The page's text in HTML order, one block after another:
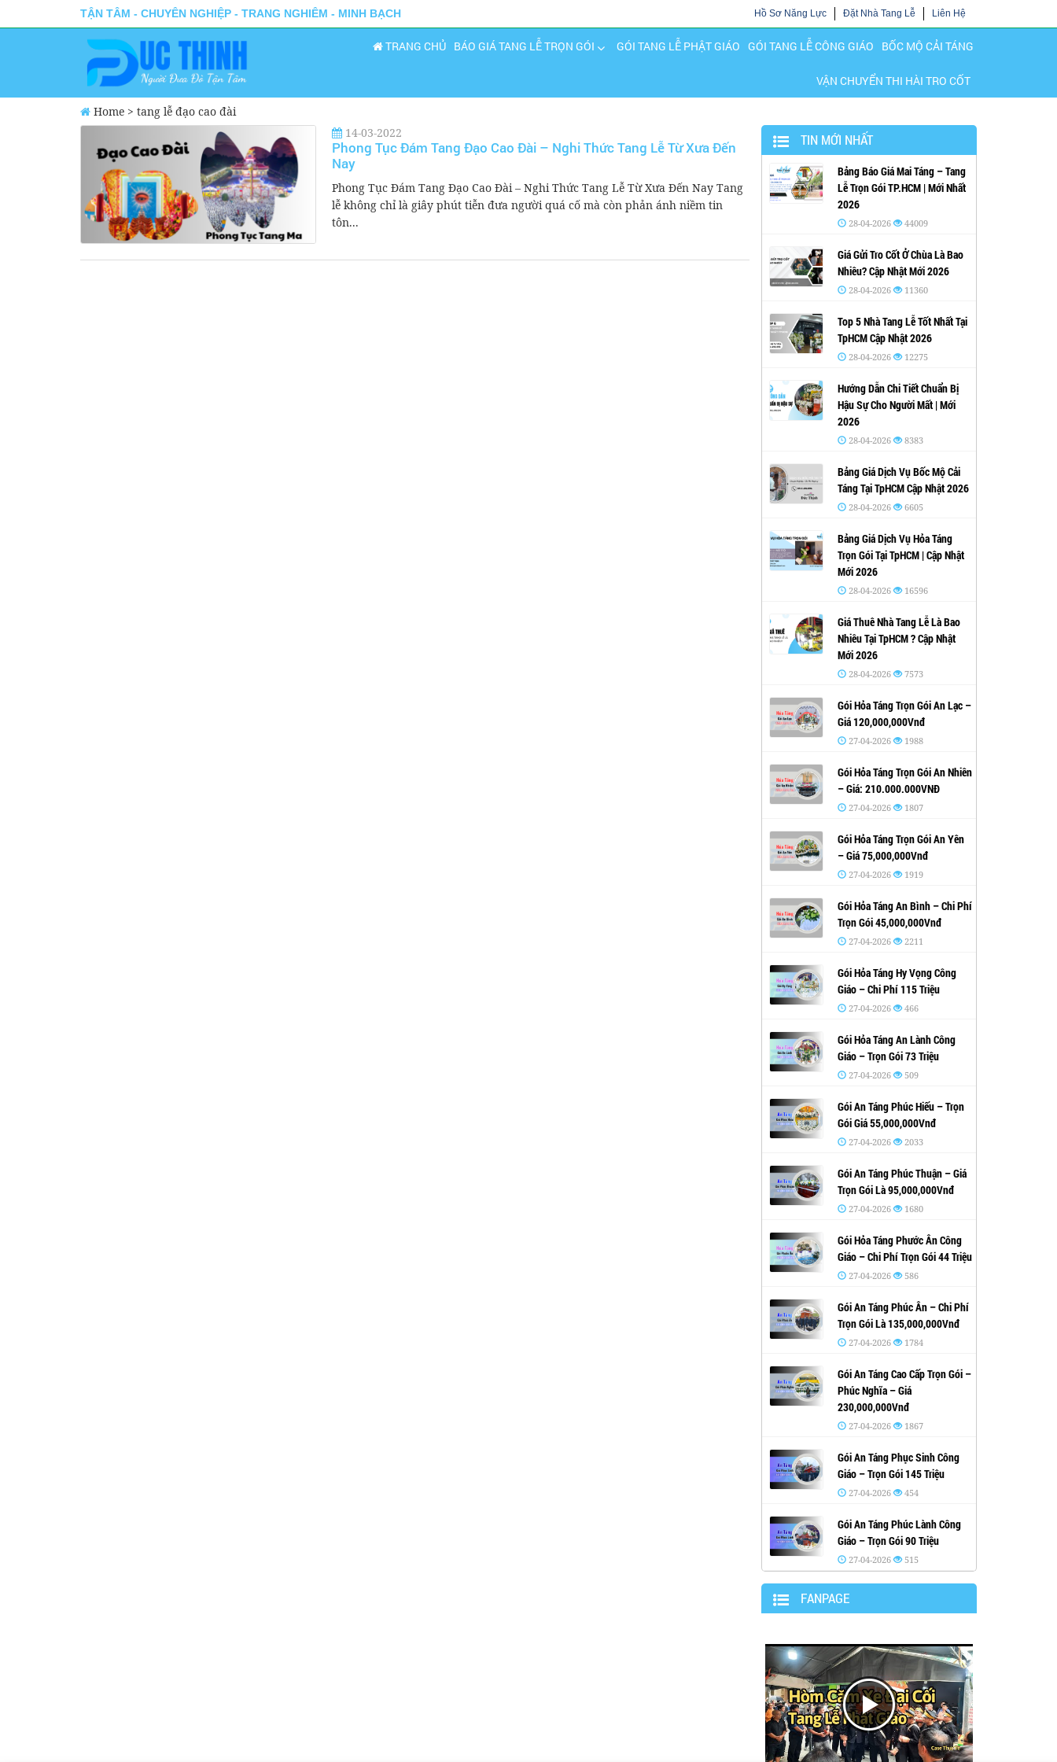
TẬN TÂM - CHUYÊN NGHIỆP - TRANG NGHIÊM - MINH BẠCH Hồ Sơ Năng Lực Đặt Nhà Tang Lễ Liên Hệ
TRANG CHỦ BÁO GIÁ TANG LỄ TRỌN GÓI GÓI TANG LỄ PHẬT GIÁO GÓI TANG LỄ CÔNG GIÁO BỐC MỘ CẢI TÁNG
VẬN CHUYỂN THI HÀI TRO CỐT
Home > tang lễ đạo cao đài
14-03-2022
Phong Tục Đám Tang Đạo Cao Đài – Nghi Thức Tang Lễ Từ Xưa Đến
Nay
Phong Tục Đám Tang Đạo Cao Đài – Nghi Thức Tang Lễ Từ Xưa Đến Nay Tang
lễ không chỉ là giây phút tiễn đưa người quá cố mà còn phản ánh niềm tin
tôn...
TIN MỚI NHẤT
Bảng Báo Giá Mai Táng – Tang
Lễ Trọn Gói TP.HCM | Mới Nhất
2026
28-04-2026 44009
Giá Gửi Tro Cốt Ở Chùa Là Bao
Nhiêu? Cập Nhật Mới 2026
28-04-2026 11360
Top 5 Nhà Tang Lễ Tốt Nhất Tại
TpHCM Cập Nhật 2026
28-04-2026 12275
Hướng Dẫn Chi Tiết Chuẩn Bị
Hậu Sự Cho Người Mất | Mới
2026
28-04-2026 8383
Bảng Giá Dịch Vụ Bốc Mộ Cải
Táng Tại TpHCM Cập Nhật 2026
28-04-2026 6605
Bảng Giá Dịch Vụ Hỏa Táng
Trọn Gói Tại TpHCM | Cập Nhật
Mới 2026
28-04-2026 16596
Giá Thuê Nhà Tang Lễ Là Bao
Nhiêu Tại TpHCM ? Cập Nhật
Mới 2026
28-04-2026 7573
Gói Hỏa Táng Trọn Gói An Lạc –
Giá 120,000,000Vnđ
27-04-2026 1988
Gói Hỏa Táng Trọn Gói An Nhiên
– Giá: 210.000.000VNĐ
27-04-2026 1807
Gói Hỏa Táng Trọn Gói An Yên
– Giá 75,000,000Vnđ
27-04-2026 1919
Gói Hỏa Táng An Bình – Chi Phí
Trọn Gói 45,000,000Vnđ
27-04-2026 2211
Gói Hỏa Táng Hy Vọng Công
Giáo – Chi Phí 115 Triệu
27-04-2026 466
Gói Hỏa Táng An Lành Công
Giáo – Trọn Gói 73 Triệu
27-04-2026 509
Gói An Táng Phúc Hiếu – Trọn
Gói Giá 55,000,000Vnđ
27-04-2026 2033
Gói An Táng Phúc Thuận – Giá
Trọn Gói Là 95,000,000Vnđ
27-04-2026 1680
Gói Hỏa Táng Phước Ân Công
Giáo – Chi Phí Trọn Gói 44 Triệu
27-04-2026 586
Gói An Táng Phúc Ân – Chi Phí
Trọn Gói Là 135,000,000Vnđ
27-04-2026 1784
Gói An Táng Cao Cấp Trọn Gói –
Phúc Nghĩa – Giá
230,000,000Vnđ
27-04-2026 1867
Gói An Táng Phục Sinh Công
Giáo – Trọn Gói 145 Triệu
27-04-2026 454
Gói An Táng Phúc Lành Công
Giáo – Trọn Gói 90 Triệu
27-04-2026 515
FANPAGE